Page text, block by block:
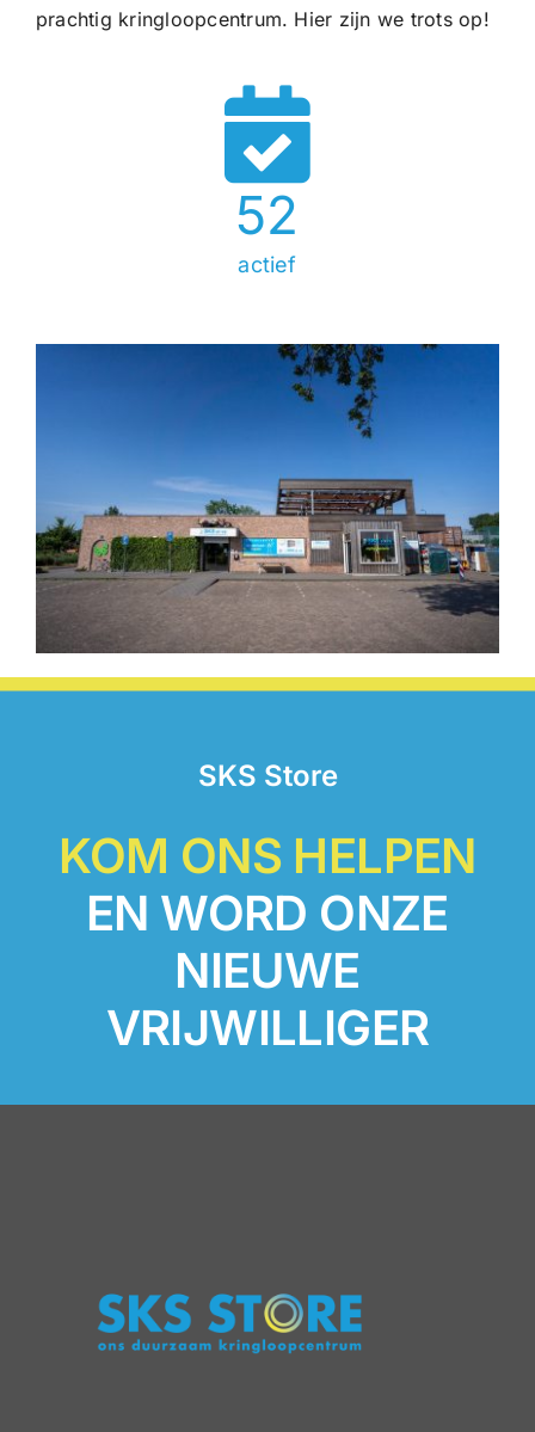
prachtig kringloopcentrum. Hier zijn we trots op!
52
actief
SKS Store
KOM ONS HELPEN
EN WORD ONZE
NIEUWE
VRIJWILLIGER